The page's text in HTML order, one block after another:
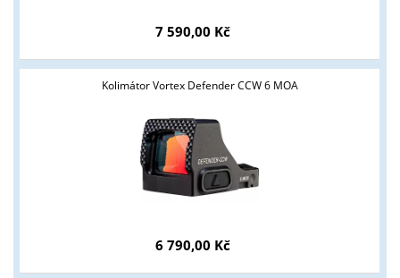
7 590,00 Kč
Kolimátor Vortex Defender CCW 6 MOA
6 790,00 Kč
podnikatelům v oblasti zbraně a střelivo. Splňujete tyto